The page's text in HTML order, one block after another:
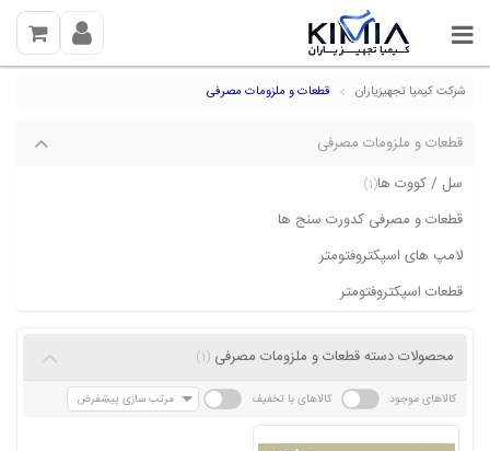
شرکت کیمیا تجهیزیاران قطعات و ملزومات مصرفی
قطعات و ملزومات مصرفی
سل / کووت ها(1)
قطعات و مصرفی کدورت سنج ها
لامپ های اسپکتروفتومتر
قطعات اسپکتروفتومتر
محصولات دسته قطعات و ملزومات مصرفی (1)
کالاهای موجود کالاهای با تخفیف مرتب سازی پیشفرض